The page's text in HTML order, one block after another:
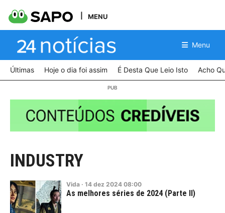
MENU
Menu
Últimas Hoje o dia foi assim É Desta Que Leio Isto Acho
INDUSTRY
Vida · 14 dez 2024 08:00
As melhores séries de 2024 (Parte II)